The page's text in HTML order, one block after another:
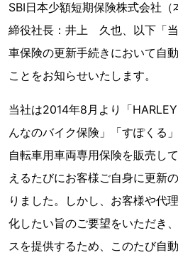
SBI日本少額短期保険株式会社
締役社長：井上 久也、以下「
車保険の更新手続きにおいて自
ことをお知らせいたします。
当社は2014年8月より「
んなのバイク保険」「すぽくる
自転車用車両専用保険を販売し
えるたびにお客様ご自身に更新
りました。しかし、お客様や代
化したい旨のご要望をいただき
スを提供するため、このたび自